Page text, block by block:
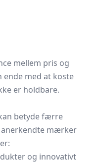
mellem pris og
ende med at koste
er holdbare.
betyde færre
mærker
og innovativt